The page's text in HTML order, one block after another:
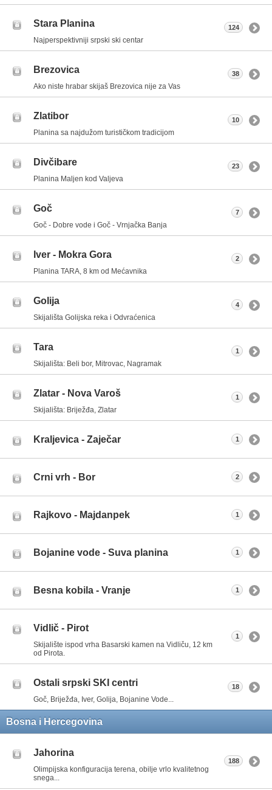
Stara Planina
Najperspektivniji srpski ski centar
124
Brezovica
Ako niste hrabar skijaš Brezovica nije za Vas
38
Zlatibor
Planina sa najdužom turističkom tradicijom
10
Divčibare
Planina Maljen kod Valjeva
23
Goč
Goč - Dobre vode i Goč - Vrnjačka Banja
7
Iver - Mokra Gora
Planina TARA, 8 km od Mećavnika
2
Golija
Skijališta Golijska reka i Odvraćenica
4
Tara
Skijališta: Beli bor, Mitrovac, Nagramak
1
Zlatar - Nova Varoš
Skijališta: Briježđa, Zlatar
1
Kraljevica - Zaječar 1
Crni vrh - Bor 2
Rajkovo - Majdanpek 1
Bojanine vode - Suva planina 1
Besna kobila - Vranje 1
Vidlič - Pirot
Skijalište ispod vrha Basarski kamen na Vidliču, 12 km
od Pirota.
1
Ostali srpski SKI centri
Goč, Briježđa, Iver, Golija, Bojanine Vode...
18
Bosna i Hercegovina
Jahorina
Olimpijska konfiguracija terena, obilje vrlo kvalitetnog
snega...
188